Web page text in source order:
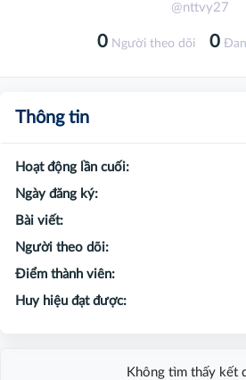
@nttvy27
0 Người theo dõi 0
Không tìm thấy kết
Thông tin
Hoạt động lần cuối:
Ngày đăng ký:
Bài viết:
Người theo dõi:
Điểm thành viên:
Huy hiệu đạt được: